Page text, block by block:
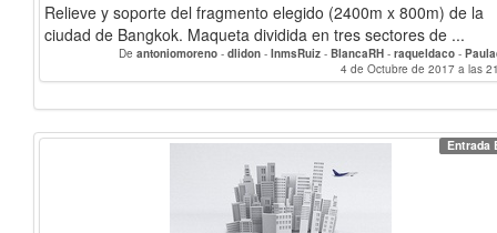
Relieve y soporte del fragmento elegido (2400m x 800m) de la
ciudad de Bangkok. Maqueta dividida en tres sectores de ...
De antoniomoreno - dlidon - InmsRuiz - BlancaRH - raqueldaco -
-verojas-ivanen-
joseol-lopezjorge-margama-linzak0-alvarocantero-mariarokiski-
4 de Octubre de 2017 a las
Entrada